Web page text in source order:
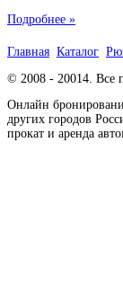
Подробнее »
Главная Каталог
© 2008 - 20014. Все
Онлайн
других городов
прокат и аренда